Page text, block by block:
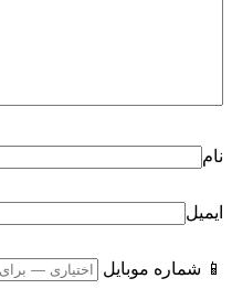
نام
ایمیل
📱 شماره موبایل